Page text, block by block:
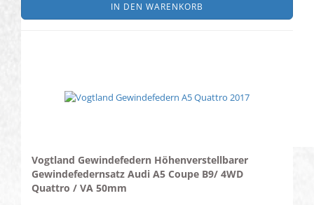
IN DEN WARENKORB
Vogtland Gewindefedern Höhenverstellbarer
Gewindefedernsatz Audi A5 Coupe B9/ 4WD
Quattro / VA 50mm